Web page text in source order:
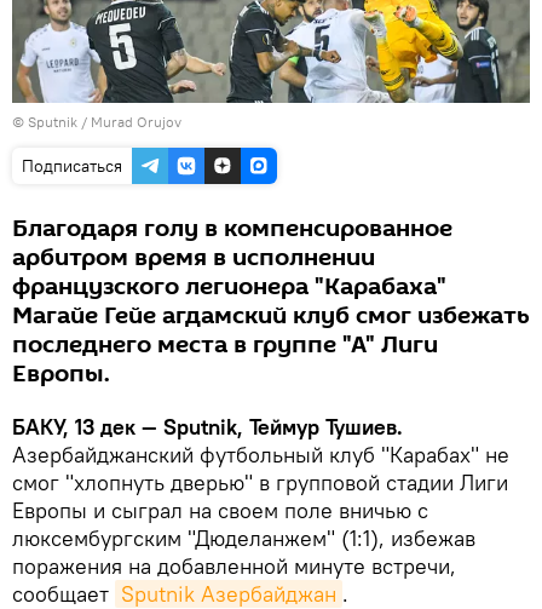
© Sputnik / Murad Orujov
Подписаться
Благодаря голу в компенсированное
арбитром время в исполнении
французского легионера "Карабаха"
Магайе Гейе агдамский клуб смог избежать
последнего места в группе "А" Лиги
Европы.
БАКУ, 13 дек — Sputnik, Теймур Тушиев.
Азербайджанский футбольный клуб "Карабах" не
смог "хлопнуть дверью" в групповой стадии Лиги
Европы и сыграл на своем поле вничью с
люксембургским "Дюделанжем" (1:1), избежав
поражения на добавленной минуте встречи,
сообщает Sputnik Азербайджан .